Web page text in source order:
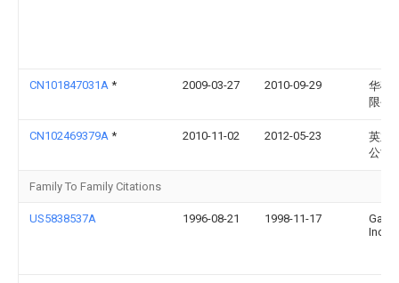
CN101847031A * 2009-03-27 2010-09-29
华硕
限公
CN102469379A * 2010-11-02 2012-05-23
英业
公司
Family To Family Citations
US5838537A 1996-08-21 1998-11-17
Inc.